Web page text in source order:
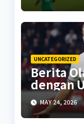
UNCATEGORIZED
Berita
dengan
MAY 24, 2026